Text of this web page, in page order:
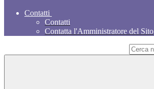
Contatti
Contatti
Contatta l'Amministratore del Sito